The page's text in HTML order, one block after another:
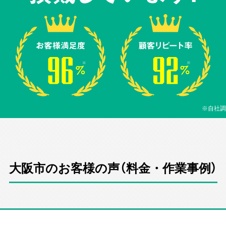
※自社
大阪市のお客様の声（料金・作業事例）